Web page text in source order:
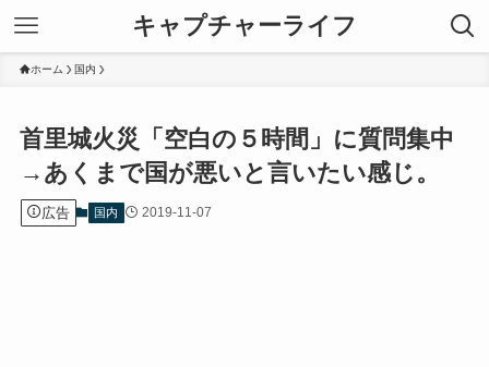
キャプチャーライフ
ホーム 国内
首里城火災「空白の５時間」に質問集中
→あくまで国が悪いと言いたい感じ。
広告 国内 2019-11-07